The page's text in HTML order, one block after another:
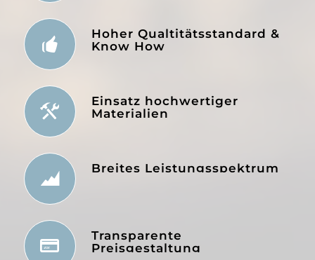
Hoher Qualtitätsstandard &
Know How
Einsatz hochwertiger
Materialien
Breites Leistungsspektrum
Transparente
Preisgestaltung